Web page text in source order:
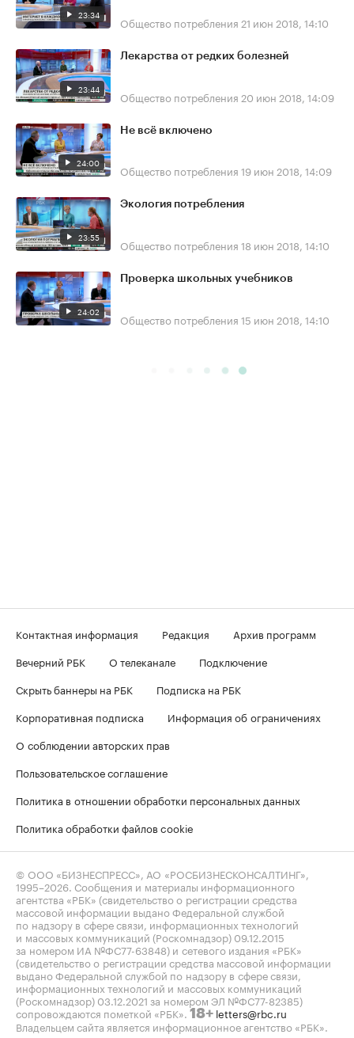
23:34 Общество потребления 21 июн 2018, 14:10
23:44
Лекарства от редких болезней
Общество потребления 20 июн 2018, 14:09
24:00
Не всё включено
Общество потребления 19 июн 2018, 14:09
23:55
Экология потребления
Общество потребления 18 июн 2018, 14:10
24:02
Проверка школьных учебников
Общество потребления 15 июн 2018, 14:10
Контактная информация Редакция
Архив программ
Вечерний РБК
О телеканале
Подключение
Скрыть баннеры на РБК
Подписка на РБК
Корпоративная подписка
Информация об ограничениях
О соблюдении авторских прав
Пользовательское соглашение
Политика в отношении обработки персональных данных
Политика обработки файлов cookie
© ООО «БИЗНЕСПРЕСС», АО «РОСБИЗНЕСКОНСАЛТИНГ»,
1995–2026 . Сообщения и материалы информационного
агентства «РБК» (свидетельство о регистрации средства
массовой информации выдано Федеральной службой
по надзору в сфере связи, информационных технологий
и массовых коммуникаций (Роскомнадзор) 09.12.2015
за номером ИА №ФС77-63848) и сетевого издания «РБК»
(свидетельство о регистрации средства массовой информации
выдано Федеральной службой по надзору в сфере связи,
информационных технологий и массовых коммуникаций
(Роскомнадзор) 03.12.2021 за номером ЭЛ №ФС77-82385)
сопровождаются пометкой «РБК». 18+ letters@rbc.ru
Владельцем сайта является информационное агентство «РБК».